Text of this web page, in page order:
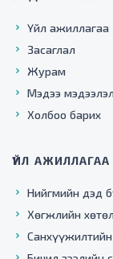
Үйл ажиллагаа
Засаглал
Журам
Мэдээ мэдээлэл
Холбоо барих
ҮЙЛ АЖИЛЛАГАА
Нийгмийн дэд
Хөгжлийн